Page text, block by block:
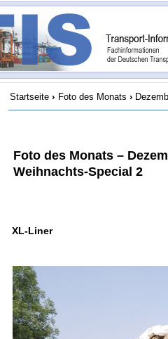
Startseite › Foto des Monats ›
Foto des Monats –
Weihnachts-Special 2
XL-Liner